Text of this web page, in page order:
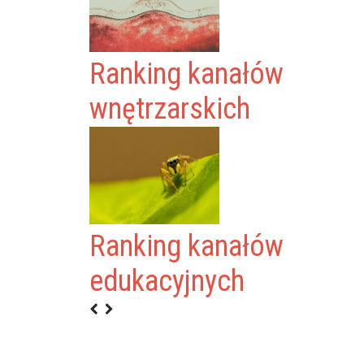
Ranking kanałów
wnętrzarskich
Ranking kanałów
edukacyjnych